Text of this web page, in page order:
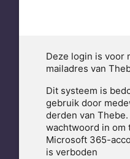
Deze login is voor
mailadres van
Dit systeem is
gebruik door
derden van
wachtwoord in om
Microsoft 365-
is verboden